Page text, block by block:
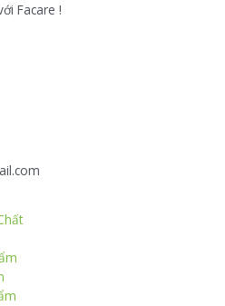
Facare !